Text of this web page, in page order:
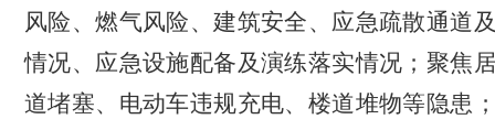
风险、燃气风险、建筑安全、应急疏散通道
情况、应急设施配备及演练落实情况；聚焦
道堵塞、电动车违规充电、楼道堆物等隐患